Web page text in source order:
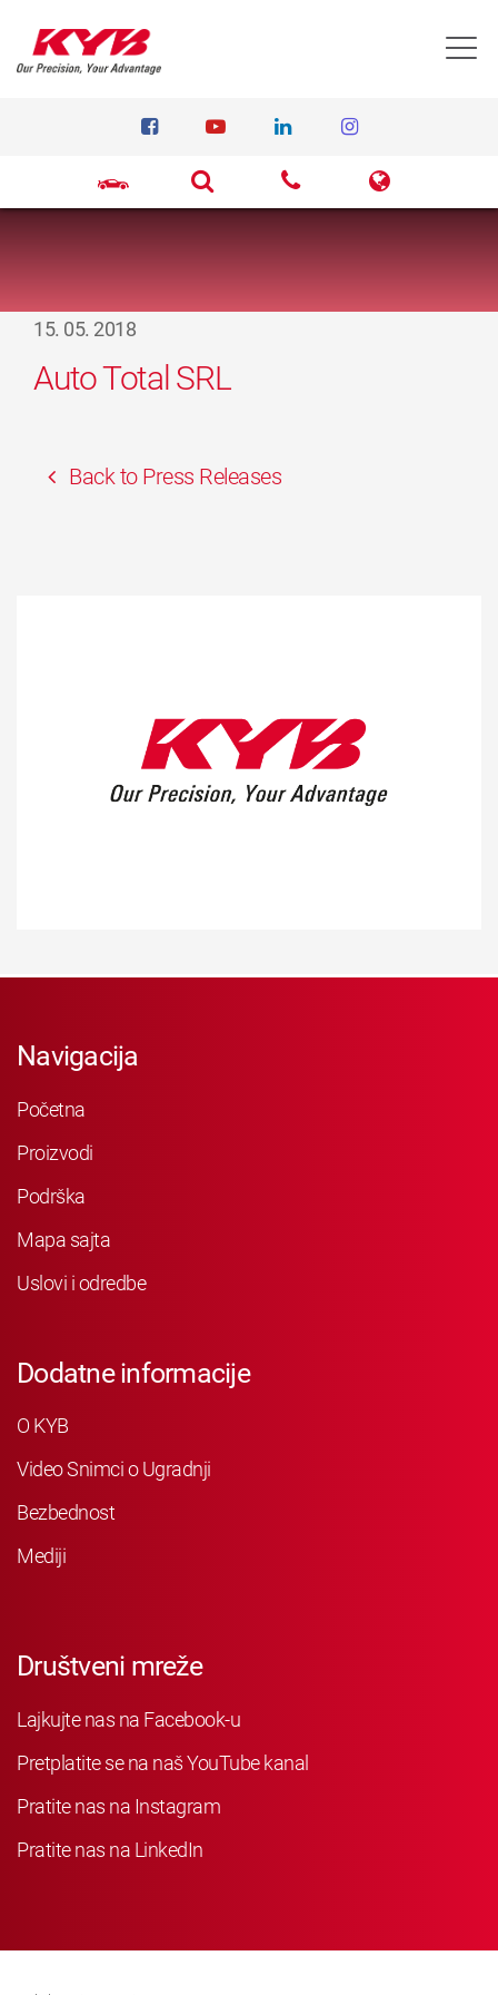
15. 05. 2018
Auto Total SRL
Back to Press Releases
Navigacija
Početna
Proizvodi
Podrška
Mapa sajta
Uslovi i odredbe
Dodatne informacije
O KYB
Video Snimci o Ugradnji
Bezbednost
Mediji
Društveni mreže
Lajkujte nas na Facebook-u
Pretplatite se na naš YouTube kanal
Pratite nas na Instagram
Pratite nas na LinkedIn